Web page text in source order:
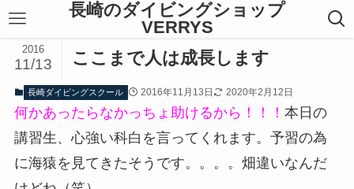
長崎のダイビングショップ
VERRYS
ここまで人は成長します
2016
11/13
長崎ダイビングスクール 2016年11月13日 2020年2月12日
何かあったらなかっちょ助けるから！！！ 本日の
講習生、心強い科白を言ってくれます。予習の為
に海猿を見てきたそうです。。。。畑違いなんだ